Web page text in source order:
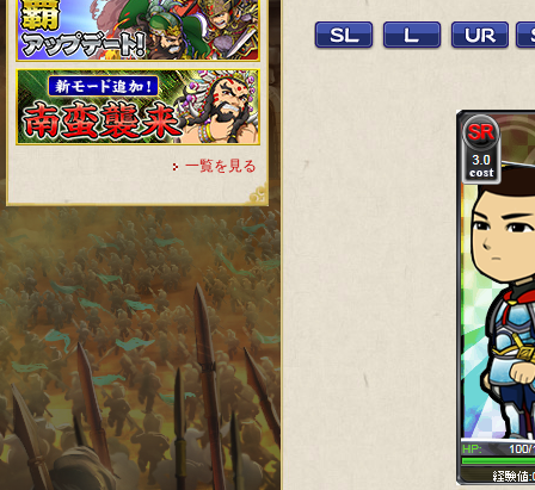
一覧を見る